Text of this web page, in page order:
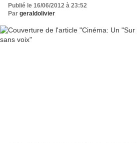
Publié le 16/06/2012 à 23:52
Par geraldolivier